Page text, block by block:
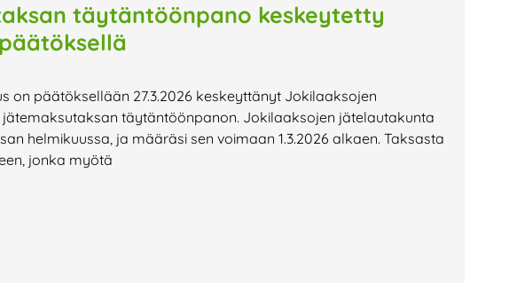
täytäntöönpano keskeytetty
on päätöksellään 27.3.2026 keskeyttänyt Jokilaaksojen
täytäntöönpanon. Jokilaaksojen jätelautakunta
helmikuussa, ja määräsi sen voimaan 1.3.2026 alkaen. Taksasta
jonka myötä